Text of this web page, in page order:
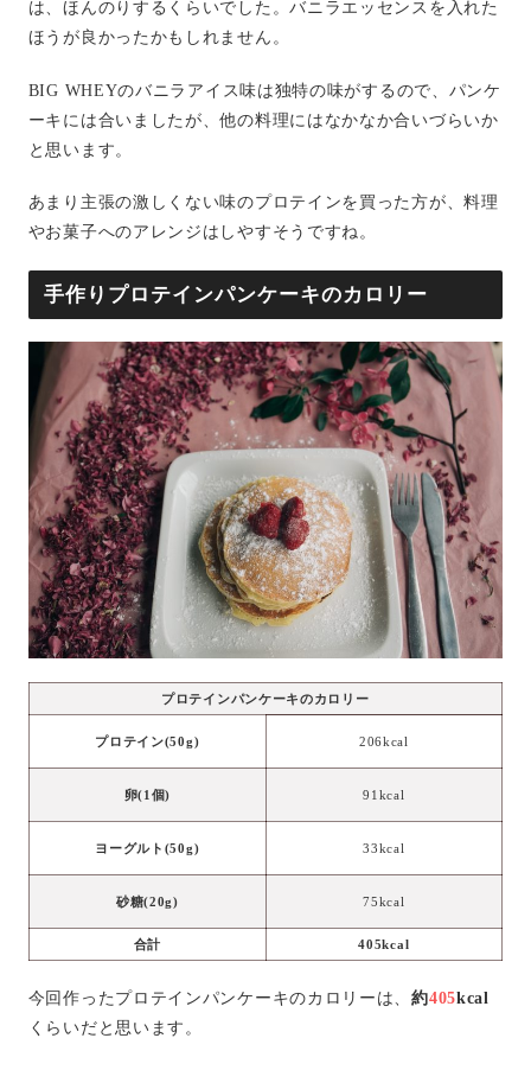
は、ほんのりするくらいでした。バニラエッセンスを入れた
ほうが良かったかもしれません。
BIG WHEYのバニラアイス味は独特の味がするので、パンケ
ーキには合いましたが、他の料理にはなかなか合いづらいか
と思います。
あまり主張の激しくない味のプロテインを買った方が、料理
やお菓子へのアレンジはしやすそうですね。
手作りプロテインパンケーキのカロリー
プロテインパンケーキのカロリー
プロテイン(50g) 206kcal
卵(1個) 91kcal
ヨーグルト(50g) 33kcal
砂糖(20g) 75kcal
合計 405kcal
今回作ったプロテインパンケーキのカロリーは、約405kcal
くらいだと思います。